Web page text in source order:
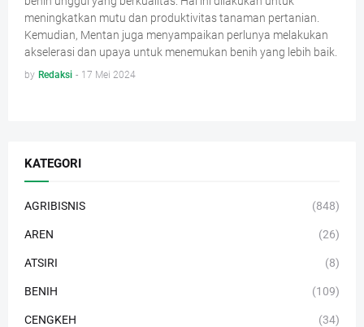
meningkatkan mutu dan produktivitas tanaman pertanian.
Kemudian, Mentan juga menyampaikan perlunya melakukan
akselerasi dan upaya untuk menemukan benih yang lebih baik.
by Redaksi - 17 Mei 2024
KATEGORI
AGRIBISNIS (848)
AREN (26)
ATSIRI (8)
BENIH (109)
CENGKEH (34)